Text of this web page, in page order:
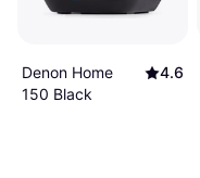
Denon Home
150 Black
4.6